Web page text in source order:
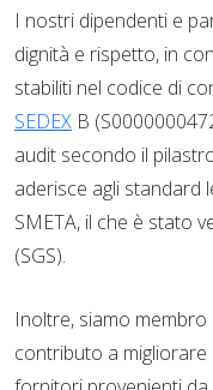
I nostri dipendenti e
dignità e rispetto, in
stabiliti nel codice di
SEDEX B
audit secondo il
aderisce agli standard
SMETA, il che è stato
(SGS).
Inoltre, siamo membro
contributo a